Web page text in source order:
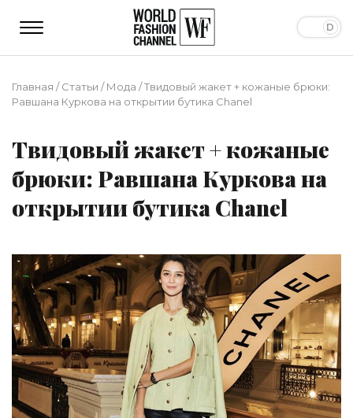
Главная /Статьи /Мода /Твидовый жакет + кожаные брюки:
Равшана Куркова на открытии бутика Chanel
Твидовый жакет + кожаные
брюки: Равшана Куркова на
открытии бутика Chanel